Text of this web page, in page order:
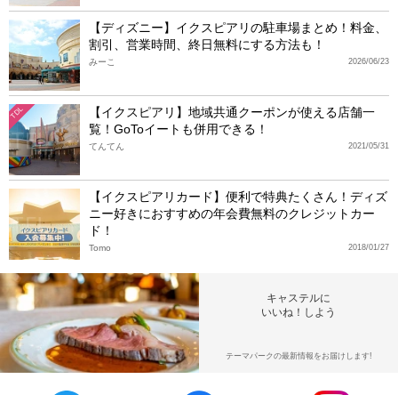
【ディズニー】イクスピアリの駐車場まとめ！料金、
割引、営業時間、終日無料にする方法も！
2026/06/23
みーこ
TDL
【イクスピアリ】地域共通クーポンが使える店舗一
覧！GoToイートも併用できる！
2021/05/31
てんてん
【イクスピアリカード】便利で特典たくさん！ディズ
ニー好きにおすすめの年会費無料のクレジットカー
ド！
2018/01/27
Tomo
キャステルに
いいね！しよう
テーマパークの最新情報をお届けします!